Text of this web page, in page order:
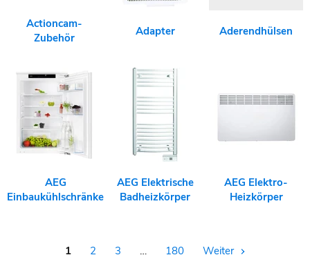
Actioncam-
Zubehör
Adapter Aderendhülsen
AEG
Einbaukühlschränke
AEG Elektrische
Badheizkörper
AEG Elektro-
Heizkörper
1 2 3 … 180 Weiter